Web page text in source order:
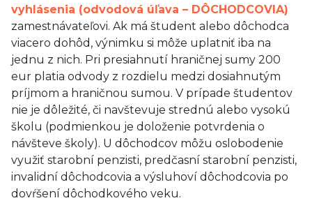
vyhlásenia (odvodová úľava – DÔCHODCOVIA)
zamestnávateľovi. Ak má študent alebo dôchodca
viacero dohôd, výnimku si môže uplatniť iba na
jednu z nich. Pri presiahnutí hraničnej sumy 200
eur platia odvody z rozdielu medzi dosiahnutým
príjmom a hraničnou sumou. V prípade študentov
nie je dôležité, či navštevuje strednú alebo vysokú
školu (podmienkou je doloženie potvrdenia o
návšteve školy). U dôchodcov môžu oslobodenie
využiť starobní penzisti, predčasní starobní penzisti,
invalidní dôchodcovia a výsluhoví dôchodcovia po
dovŕšení dôchodkového veku.